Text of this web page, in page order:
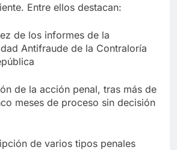
Entre ellos destacan:
los informes de la
Antifraude de la Contraloría
la acción penal, tras más de
meses de proceso sin decisión
de varios tipos penales